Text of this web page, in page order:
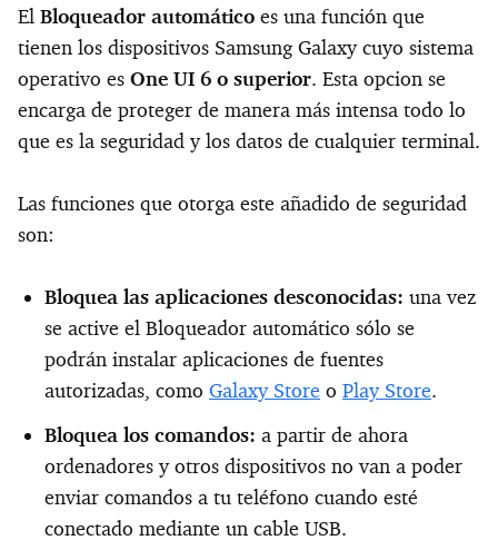
El Bloqueador automático es una función que
tienen los dispositivos Samsung Galaxy cuyo sistema
operativo es One UI 6 o superior. Esta opcion se
encarga de proteger de manera más intensa todo lo
que es la seguridad y los datos de cualquier terminal.
Las funciones que otorga este añadido de seguridad
son:
Bloquea las aplicaciones desconocidas: una vez
se active el Bloqueador automático sólo se
podrán instalar aplicaciones de fuentes
autorizadas, como Galaxy Store o Play Store.
Bloquea los comandos: a partir de ahora
ordenadores y otros dispositivos no van a poder
enviar comandos a tu teléfono cuando esté
conectado mediante un cable USB.